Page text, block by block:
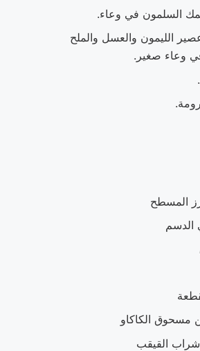
السلمون في وعاء.
الليمون والعسل والملح
وعاء صغير.
المسطح